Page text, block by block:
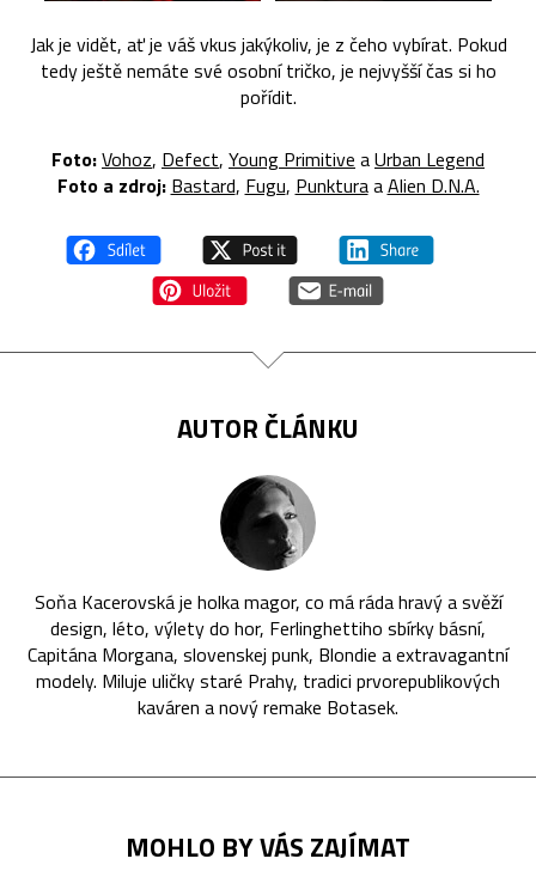
Jak je vidět, ať je váš vkus jakýkoliv, je z čeho vybírat. Pokud
tedy ještě nemáte své osobní tričko, je nejvyšší čas si ho
pořídit.
Foto:Vohoz, Defect, Young Primitive aUrban Legend
Foto a zdroj: Bastard, Fugu, PunkturaaAlien D.N.A.
AUTOR ČLÁNKU
Soňa Kacerovská je holka magor, co má ráda hravý a svěží
design, léto, výlety do hor, Ferlinghettiho sbírky básní,
Capitána Morgana, slovenskej punk, Blondie a extravagantní
modely. Miluje uličky staré Prahy, tradici prvorepublikových
kaváren a nový remake Botasek.
MOHLO BY VÁS ZAJÍMAT